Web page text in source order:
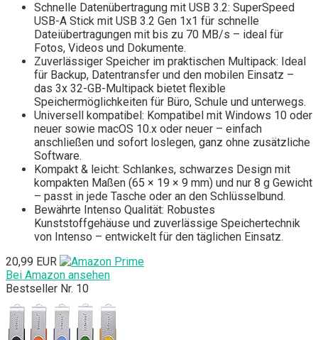
Schnelle Datenübertragung mit USB 3.2: SuperSpeed
USB-A Stick mit USB 3.2 Gen 1x1 für schnelle
Dateiübertragungen mit bis zu 70 MB/s – ideal für
Fotos, Videos und Dokumente.
Zuverlässiger Speicher im praktischen Multipack: Ideal
für Backup, Datentransfer und den mobilen Einsatz –
das 3x 32-GB-Multipack bietet flexible
Speichermöglichkeiten für Büro, Schule und unterwegs.
Universell kompatibel: Kompatibel mit Windows 10 oder
neuer sowie macOS 10.x oder neuer – einfach
anschließen und sofort loslegen, ganz ohne zusätzliche
Software.
Kompakt & leicht: Schlankes, schwarzes Design mit
kompakten Maßen (65 × 19 × 9 mm) und nur 8 g Gewicht
– passt in jede Tasche oder an den Schlüsselbund.
Bewährte Intenso Qualität: Robustes
Kunststoffgehäuse und zuverlässige Speichertechnik
von Intenso – entwickelt für den täglichen Einsatz.
20,99 EUR
Bei Amazon ansehen
Bestseller Nr. 10